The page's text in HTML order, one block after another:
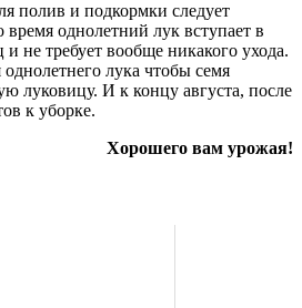
полив и подкормки следует
время однолетний лук вступает в
и не требует вообще никакого ухода.
лука чтобы семя
луковицу. И к концу августа, после
к уборке.
Хорошего вам урожая!